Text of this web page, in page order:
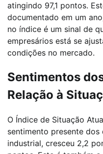
atingindo 97,1 pontos.
documentado em um
no índice é um sinal de
empresários está se
condições no mercado.
Sentimentos
Relação à
O Índice de Situação
sentimento presente
industrial, cresceu 2,2